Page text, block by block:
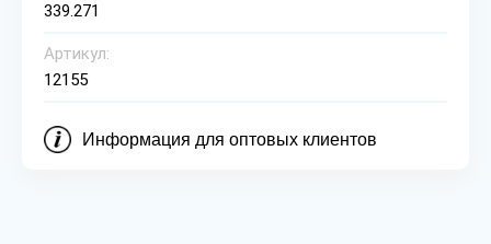
339.271
Артикул:
12155
Информация для оптовых клиентов